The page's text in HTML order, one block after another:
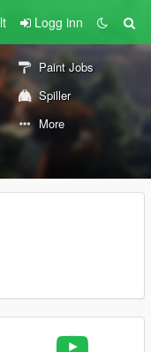
Logg inn
Paint Jobs
Spiller
More